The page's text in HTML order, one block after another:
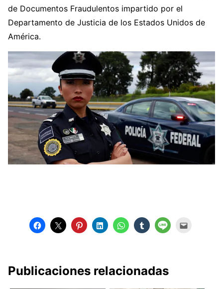
de Documentos Fraudulentos impartido por el
Departamento de Justicia de los Estados Unidos de
América.
Publicaciones relacionadas